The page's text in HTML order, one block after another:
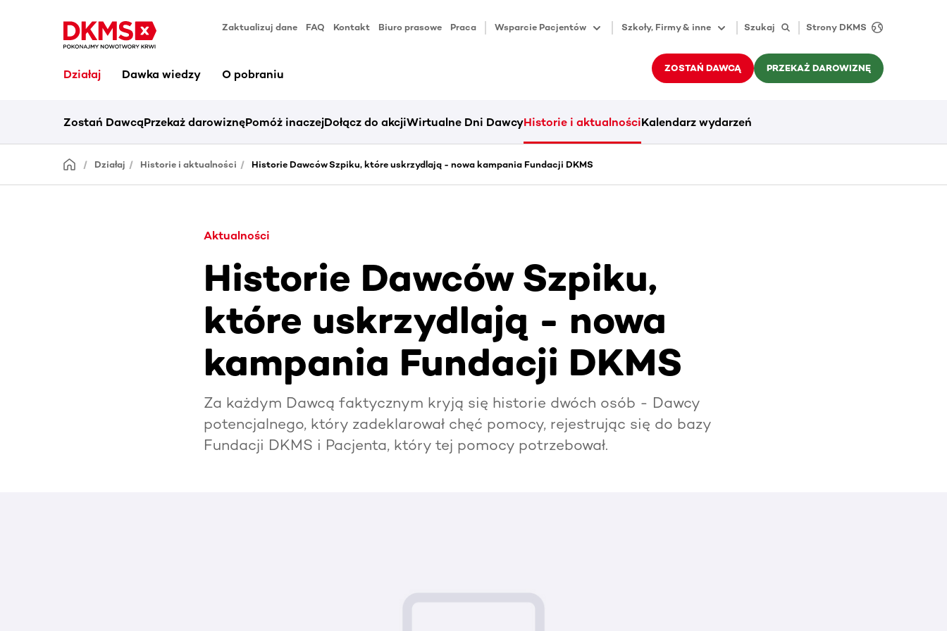
Zaktualizuj dane FAQ Kontakt Biuro prasowe Praca Wsparcie Pacjentów Szkoły, Firmy & inne Szukaj Strony DKMS
Działaj Dawka wiedzy O pobraniu ZOSTAŃ DAWCĄ PRZEKAŻ DAROWIZNĘ
Zostań DawcąPrzekaż darowiznęPomóż inaczejDołącz do akcjiWirtualne Dni DawcyHistorie i aktualnościKalendarz wydarzeń
Działaj Historie i aktualności Historie Dawców Szpiku, które uskrzydlają - nowa kampania Fundacji DKMS
Aktualności
Historie Dawców Szpiku,
które uskrzydlają - nowa
kampania Fundacji DKMS
Za każdym Dawcą faktycznym kryją się historie dwóch osób - Dawcy
potencjalnego, który zadeklarował chęć pomocy, rejestrując się do bazy
Fundacji DKMS i Pacjenta, który tej pomocy potrzebował.